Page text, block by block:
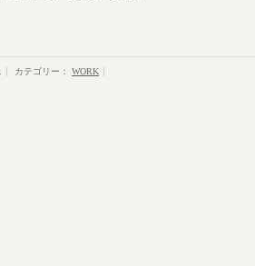
カテゴリー： WORK